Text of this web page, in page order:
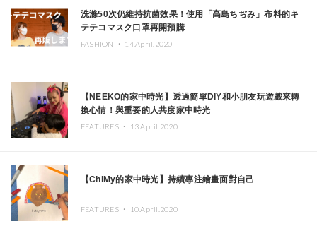
洗滌50次仍維持抗菌效果！使用「高島ちぢみ」布料的キ
テテコマスク口罩再開預購
FASHION ・ 14.April.2020
【NEEKO的家中時光】透過簡單DIY和小朋友玩遊戲來轉
換心情！與重要的人共度家中時光
FEATURES ・ 13.April.2020
【ChiMy的家中時光】持續專注繪畫面對自己
FEATURES ・ 10.April.2020